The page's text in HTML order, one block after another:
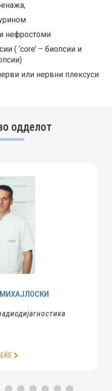
нефростоми
( ‘core’ – биопсии и
или нервни плексуси
одделот
Специјалист по